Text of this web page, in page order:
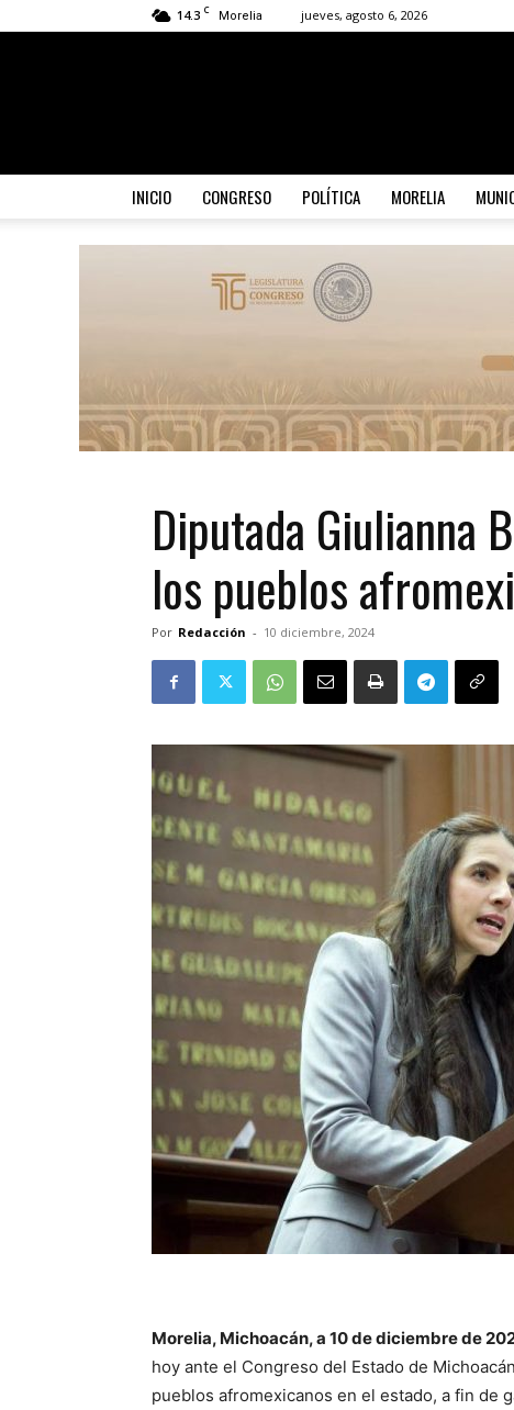
14.3 C Morelia jueves, agosto 6, 2026
INICIO CONGRESO POLÍTICA MORELIA
Diputada Giulianna
los pueblos
Por Redacción - 10 diciembre, 2024
Morelia, Michoacán, a 10 de diciembre de
hoy ante el Congreso del Estado de
pueblos afromexicanos en el estado, a fin de